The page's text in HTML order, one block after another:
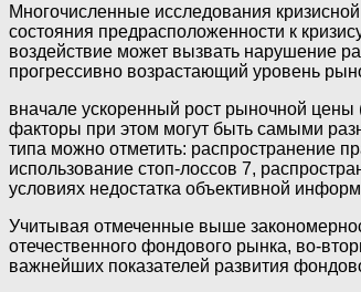
Многочисленные исследования
состояния предрасположенности к
воздействие может вызвать нарушение
прогрессивно возрастающий уровень
вначале ускоренный рост рыночной
факторы при этом могут быть самыми
типа можно отметить: распространение
использование стоп-лоссов 7,
условиях недостатка объективной
Учитывая отмеченные выше
отечественного фондового рынка, во-
важнейших показателей развития